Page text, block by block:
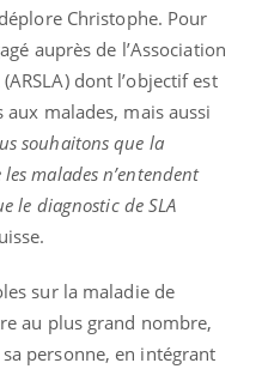
Christophe. Pour
auprès de l’Association
dont l’objectif est
aux malades, mais aussi
souhaitons que la
malades n’entendent
le diagnostic de SLA
sur la maladie de
au plus grand nombre,
personne, en intégrant